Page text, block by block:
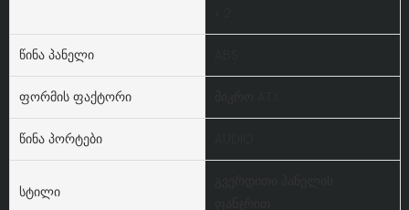
Წინა Პანელი
Ფორმის Ფაქტორი
Წინა Პორტები
Სტილი